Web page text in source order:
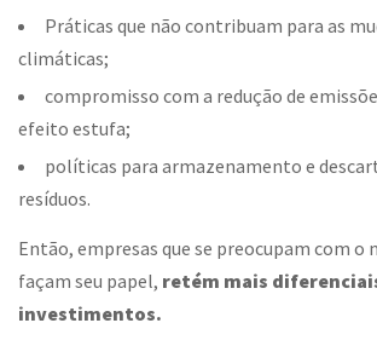
Práticas que não contribuam para as
climáticas;
compromisso com a redução de
efeito estufa;
políticas para armazenamento e
resíduos.
Então, empresas que se preocupam com o
façam seu papel, retém mais
investimentos.